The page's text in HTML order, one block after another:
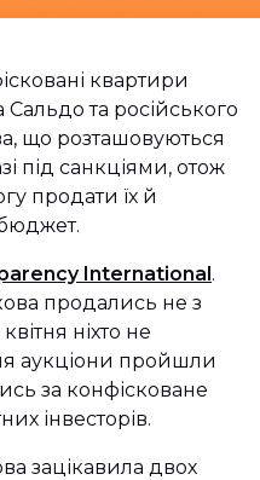
квартири
та російського
що розташовуються
під санкціями, отож
продати їх й
International.
продались не з
ніхто не
аукціони пройшли
за конфісковане
інвесторів.
зацікавила двох